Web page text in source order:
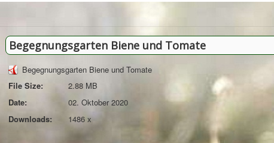
Begegnungsgarten Biene und Tomate
Begegnungsgarten Biene und Tomate
File Size:
2.88 MB
Date:
02. Oktober 2020
Downloads:
1486 x